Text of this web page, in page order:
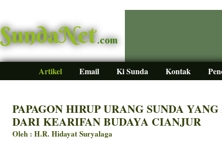
SundaNet.com
Artikel Email Ki Sunda Kontak
PAPAGON HIRUP URANG SUNDA
DARI KEARIFAN BUDAYA CIANJUR
Oleh : H.R. Hidayat Suryalaga